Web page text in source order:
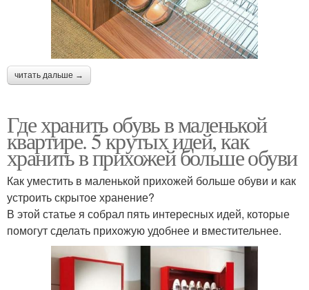
читать дальше →
Где хранить обувь в маленькой
квартире. 5 крутых идей, как
хранить в прихожей больше обуви
Как уместить в маленькой прихожей больше обуви и как
устроить скрытое хранение?
В этой статье я собрал пять интересных идей, которые
помогут сделать прихожую удобнее и вместительнее.